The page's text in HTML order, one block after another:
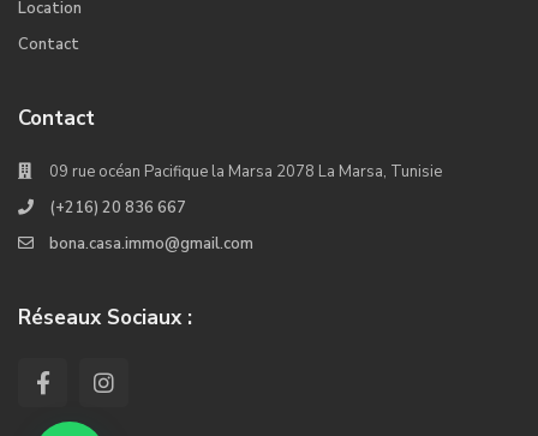
Location
Contact
Contact
09 rue océan Pacifique la Marsa 2078 La Marsa, Tunisie
(+216) 20 836 667
bona.casa.immo@gmail.com
Réseaux Sociaux :